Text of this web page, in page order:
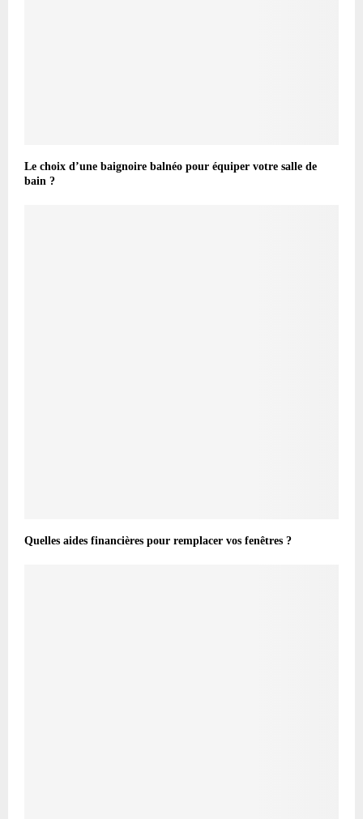
Le choix d’une baignoire balnéo pour équiper votre salle de
bain ?
Quelles aides financières pour remplacer vos fenêtres ?